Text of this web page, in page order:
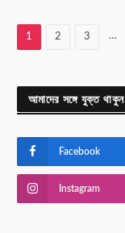
1 2 3 …
আমাদের সঙ্গে যুক্ত থাকুন
Facebook
Instagram